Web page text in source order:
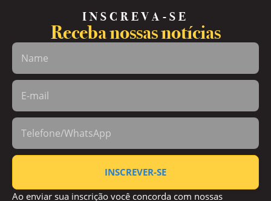
INSCREVA-SE
Receba nossas notícias
INSCREVER-SE
Ao enviar sua inscrição você concorda com nossas